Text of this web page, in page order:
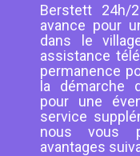
Berstett 24h/
avance pour
dans le
assistance
permanence
la démarche
pour une
service
nous vous
avantages